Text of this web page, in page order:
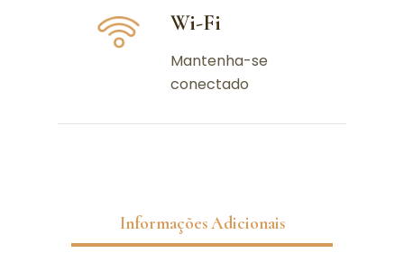
Wi-Fi
Mantenha-se
conectado
Informações Adicionais